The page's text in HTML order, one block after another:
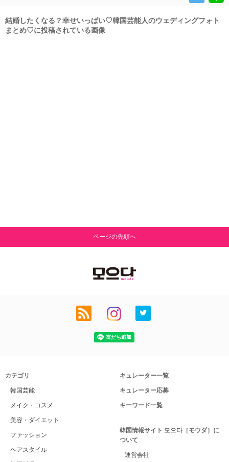
結婚したくなる？幸せいっぱい♡韓国芸能人のウェディングフォト
まとめ♡に投稿されている画像
ページの先頭へ
カテゴリ
韓国芸能
メイク・コスメ
美容・ダイエット
ファッション
ヘアスタイル
キュレーター一覧
キュレーター応募
キーワード一覧
韓国情報サイト 모으다［モウダ］に
ついて
運営会社